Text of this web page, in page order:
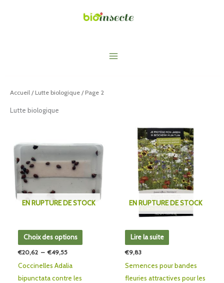
Menu
Accueil /Lutte biologique / Page 2
Lutte biologique
EN RUPTURE DE STOCK
Choix des options
produit
variations.
Les
options
être
€20,62 – €49,55
prix :
€20,62
à
€49,55
Coccinelles Adalia
bipunctata contre les
EN RUPTURE DE STOCK
Lire la suite
€9,83
Semences pour bandes
fleuries attractives pour les